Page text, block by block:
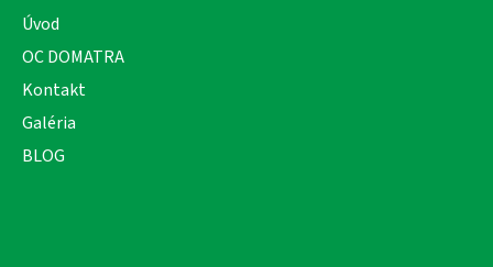
Úvod
OC DOMATRA
Kontakt
Galéria
BLOG